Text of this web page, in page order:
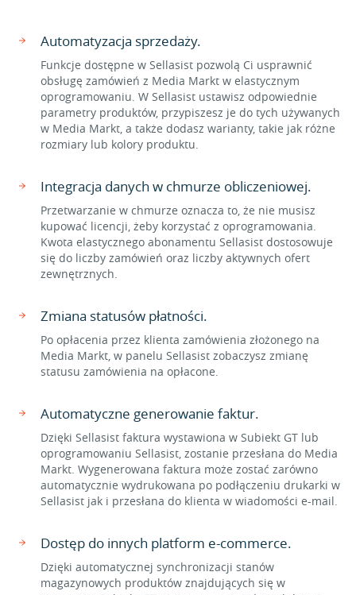
Automatyzacja sprzedaży.
Funkcje dostępne w Sellasist pozwolą Ci usprawnić
obsługę zamówień z Media Markt w elastycznym
oprogramowaniu. W Sellasist ustawisz odpowiednie
parametry produktów, przypiszesz je do tych używanych
w Media Markt, a także dodasz warianty, takie jak różne
rozmiary lub kolory produktu.
Integracja danych w chmurze obliczeniowej.
Przetwarzanie w chmurze oznacza to, że nie musisz
kupować licencji, żeby korzystać z oprogramowania.
Kwota elastycznego abonamentu Sellasist dostosowuje
się do liczby zamówień oraz liczby aktywnych ofert
zewnętrznych.
Zmiana statusów płatności.
Po opłacenia przez klienta zamówienia złożonego na
Media Markt, w panelu Sellasist zobaczysz zmianę
statusu zamówienia na opłacone.
Automatyczne generowanie faktur.
Dzięki Sellasist faktura wystawiona w Subiekt GT lub
oprogramowaniu Sellasist, zostanie przesłana do Media
Markt. Wygenerowana faktura może zostać zarówno
automatycznie wydrukowana po podłączeniu drukarki w
Sellasist jak i przesłana do klienta w wiadomości e-mail.
Dostęp do innych platform e-commerce.
Dzięki automatycznej synchronizacji stanów
magazynowych produktów znajdujących się w